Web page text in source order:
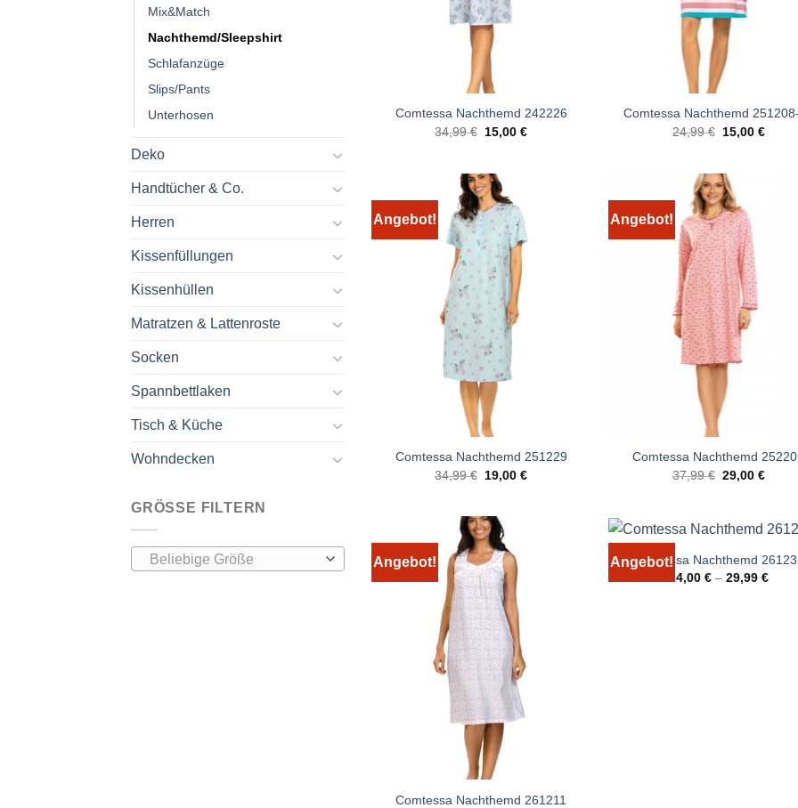
Mix&Match
Nachthemd/Sleepshirt
Schlafanzüge
Slips/Pants
Unterhosen
Deko
Handtücher & Co.
Herren
Kissenfüllungen
Kissenhüllen
Matratzen & Lattenroste
Socken
Spannbettlaken
Tisch & Küche
Wohndecken
GRÖSSE FILTERN
Beliebige Größe
Comtessa Nachthemd 242226
34,99€ Ursprünglicher
15,00€Aktueller
Comtessa Nachthemd
24,99€ Ursprünglicher
15,00€
Angebot!
Comtessa Nachthemd 251229
34,99€ Ursprünglicher
Preis
19,00€Aktueller
Angebot!
Comtessa Nachthemd
37,99€ Ursprünglicher
Preis
29,00€
Angebot!
Comtessa Nachthemd 261211
Angebot!
Comtessa Nachthemd
24,00 €– 29,99 €